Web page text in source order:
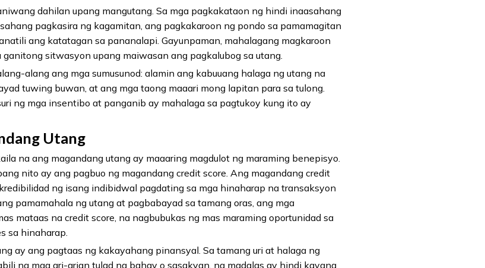
dahilan upang mangutang. Sa mga pagkakataon ng hindi inaasahang
pagkasira ng kagamitan, ang pagkakaroon ng pondo sa pamamagitan
ang katatagan sa pananalapi. Gayunpaman, mahalagang magkaroon
sitwasyon upang maiwasan ang pagkalubog sa utang.
alang ang mga sumusunod: alamin ang kabuuang halaga ng utang na
tuwing buwan, at ang mga taong maaari mong lapitan para sa tulong.
ng mga insentibo at panganib ay mahalaga sa pagtukoy kung ito ay
Utang
na ang magandang utang ay maaaring magdulot ng maraming benepisyo.
nito ay ang pagbuo ng magandang credit score. Ang magandang credit
ng isang indibidwal pagdating sa mga hinaharap na transaksyon
pamamahala ng utang at pagbabayad sa tamang oras, ang mga
mataas na credit score, na nagbubukas ng mas maraming oportunidad sa
sa hinaharap.
ay ang pagtaas ng kakayahang pinansyal. Sa tamang uri at halaga ng
ng mga ari-arian tulad ng bahay o sasakyan, na madalas ay hindi kayang